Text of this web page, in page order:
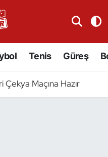
Tenis Güreş
Çekya Maçına Hazır